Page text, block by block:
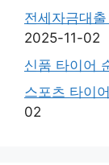
전세자금대
2025-11-02
신품 타이어
스포츠 타이
02